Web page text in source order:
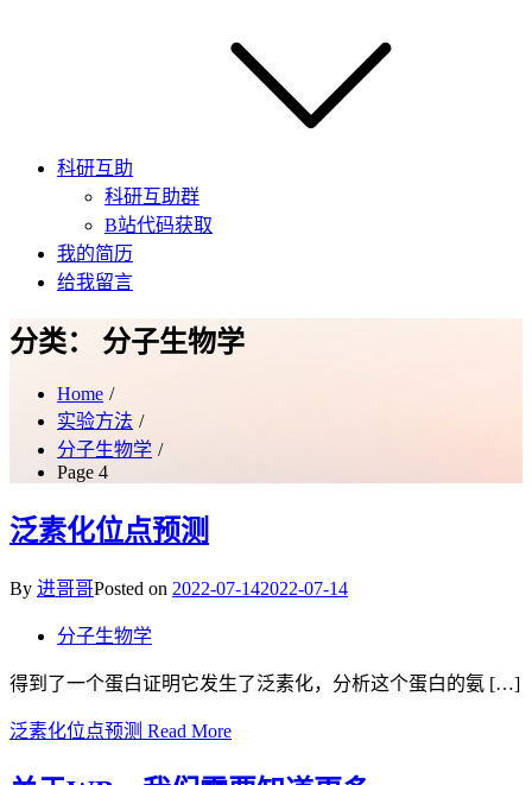
科研互助
科研互助群
B站代码获取
我的简历
给我留言
分类： 分子生物学
Home
实验方法
分子生物学
Page 4
泛素化位点预测
By 进哥哥Posted on 2022-07-142022-07-14
分子生物学
得到了一个蛋白证明它发生了泛素化，分析这个蛋白的氨 […]
泛素化位点预测 Read More